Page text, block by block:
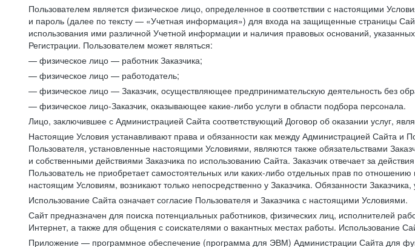
Пользователем является физическое лицо, определенное в соответствии с настоящими
и пароль (далее по тексту — «Учетная информация») для входа на защищенные страницы
использования ими различной Учетной информации и наличия правовых оснований,
Регистрации. Пользователем может являться:
— физическое лицо — работник Заказчика;
— физическое лицо — работодатель;
— физическое лицо — Заказчик, осуществляющее предпринимательскую деятельность без
— физическое лицо-Заказчик, оказывающее какие-либо услуги в области подбора персонала.
Лицо, заключившее с Администрацией Сайта соответствующий Договор об оказании услуг,
Настоящие Условия устанавливают права и обязанности как между Администрацией Сайта и
Пользователя, установленные настоящими Условиями, являются также обязательствами
и собственными действиями Заказчика по использованию Сайта. Заказчик отвечает за
Пользователь не приобретает самостоятельных или каких-либо отдельных прав по
настоящим Условиям, возникают только непосредственно у Заказчика. Обязанности
Использование Сайта означает согласие Пользователя и Заказчика с настоящими Условиями.
Сайт предназначен для поиска потенциальных работников, физических лиц, исполнителей
Интернет, а также для общения с соискателями о вакантных местах работы. Использование
Приложение — программное обеспечение (программа для ЭВМ) Администрации Сайта для